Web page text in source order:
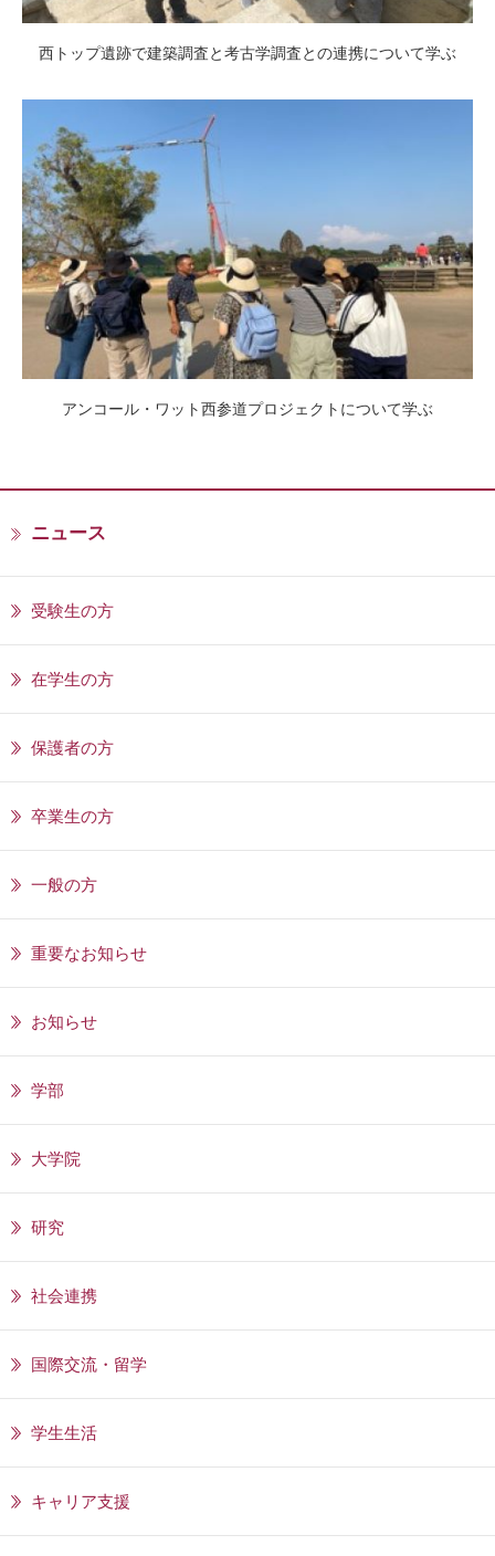
西トップ遺跡で建築調査と考古学調査との連携について学ぶ
アンコール・ワット西参道プロジェクトについて学ぶ
ニュース
受験生の方
在学生の方
保護者の方
卒業生の方
一般の方
重要なお知らせ
お知らせ
学部
大学院
研究
社会連携
国際交流・留学
学生生活
キャリア支援